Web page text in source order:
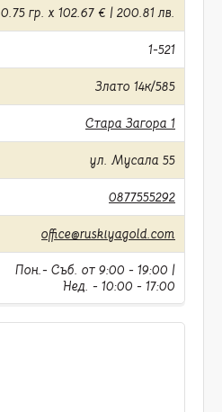
0.75 гр. x 102.67 € | 200.81 лв.
1-521
Злато 14к/585
Стара Загора 1
ул. Мусала 55
0877555292
office@ruskiyagold.com
Пон.- Съб. от 9:00 - 19:00 |
Нед. - 10:00 - 17:00